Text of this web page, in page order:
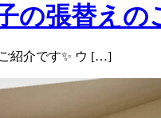
の張替えの
紹介です✨ ウ […]